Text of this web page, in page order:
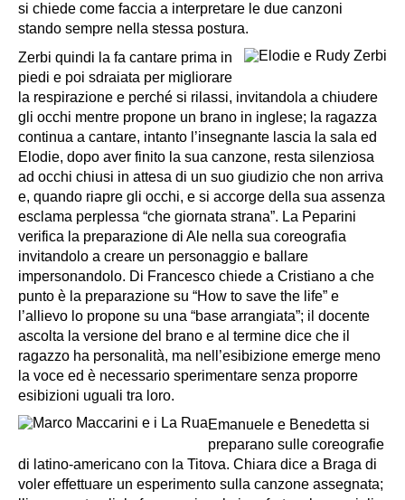
si chiede come faccia a interpretare le due canzoni
stando sempre nella stessa postura.
Zerbi quindi la fa cantare prima in
piedi e poi sdraiata per migliorare
la respirazione e perché si rilassi, invitandola a chiudere
gli occhi mentre propone un brano in inglese; la ragazza
continua a cantare, intanto l’insegnante lascia la sala ed
Elodie, dopo aver finito la sua canzone, resta silenziosa
ad occhi chiusi in attesa di un suo giudizio che non arriva
e, quando riapre gli occhi, e si accorge della sua assenza
esclama perplessa “che giornata strana”. La Peparini
verifica la preparazione di Ale nella sua coreografia
invitandolo a creare un personaggio e ballare
impersonandolo. Di Francesco chiede a Cristiano a che
punto è la preparazione su “How to save the life” e
l’allievo lo propone su una “base arrangiata”; il docente
ascolta la versione del brano e al termine dice che il
ragazzo ha personalità, ma nell’esibizione emerge meno
la voce ed è necessario sperimentare senza proporre
esibizioni uguali tra loro.
Emanuele e Benedetta si
preparano sulle coreografie
di latino-americano con la Titova. Chiara dice a Braga di
voler effettuare un esperimento sulla canzone assegnata;